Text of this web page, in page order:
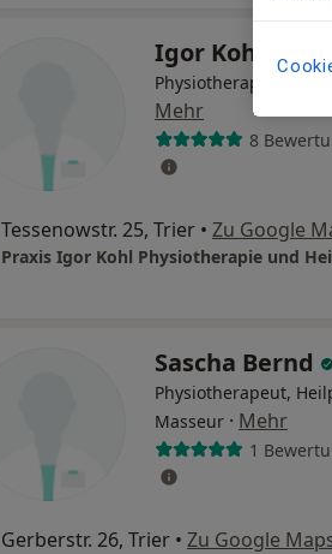
Igor Kohl
Physiotherapeut,
Mehr
8
Tessenowstr. 25, Trier • Zu Google
Praxis Igor Kohl Physiotherapie und
Sascha Bernd
Physiotherapeut,
Masseur · Mehr
1
Gerberstr. 26, Trier • Zu Google